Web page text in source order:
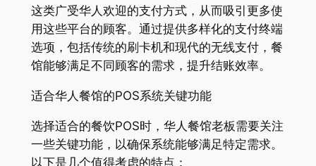
这类广受华人欢迎的支付方式，从而吸引更多使
用这些平台的顾客。通过提供多样化的支付终端
选项，包括传统的刷卡机和现代的无线支付，餐
馆能够满足不同顾客的需求，提升结账效率。
适合华人餐馆的POS系统关键功能
选择适合的餐饮POS时，华人餐馆老板需要关注
一些关键功能，以确保系统能够满足特定需求。
以下是几个值得考虑的特点：